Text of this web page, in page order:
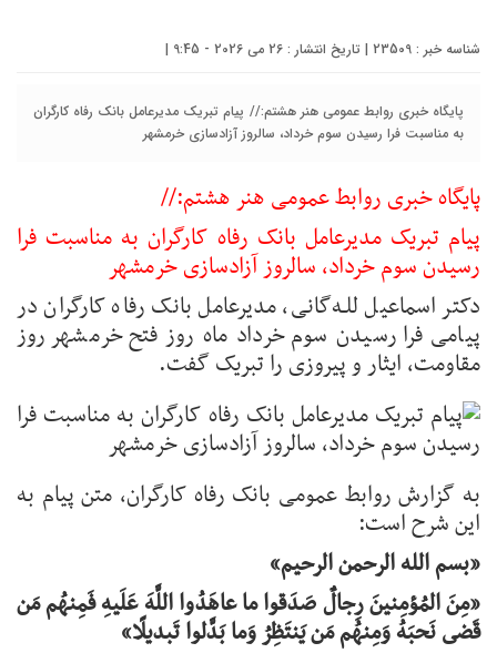
شناسه خبر : 23509 | تاریخ انتشار : 26 می 2026 - 9:45 |
پایگاه خبری روابط عمومی هنر هشتم:// پیام تبریک مدیرعامل بانک رفاه کارگران
به مناسبت فرا رسیدن سوم خرداد، سالروز آزادسازی خرمشهر
پایگاه خبری روابط عمومی هنر هشتم://
پیام تبریک مدیرعامل بانک رفاه کارگران به مناسبت فرا
رسیدن سوم خرداد، سالروز آزادسازی خرمشهر
دکتر اسماعیل للـه‌گانی، مدیرعامل بانک رفاه کارگران در
پیامی فرا رسیدن سوم خرداد ماه روز فتح خرمشهر روز
مقاومت، ایثار و پیروزی را تبریک گفت.
به گزارش روابط عمومی بانک رفاه کارگران، متن پیام به
این شرح است:
«بسم الله الرحمن الرحیم»
«مِنَ المُؤمِنینَ رِجالٌ صَدَقوا ما عاهَدُوا اللَّهَ عَلَیهِ فَمِنهُم مَن
قَضى نَحبَهُ وَمِنهُم مَن یَنتَظِرُ وَما بَدَّلوا تَبدیلًا»